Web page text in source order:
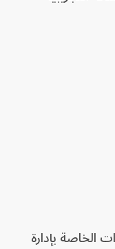
الخاصة بإدارة